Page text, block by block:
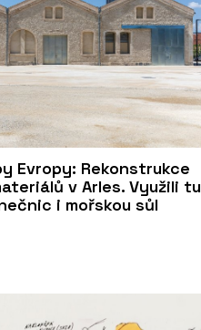
Evropy: Rekonstrukce
v Arles. Využili tu
i mořskou sůl